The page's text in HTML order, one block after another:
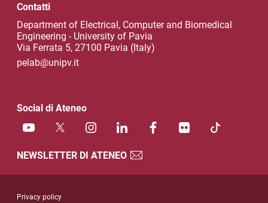
Contatti
Department of Electrical, Computer and Biomedical
Engineering - University of Pavia
Via Ferrata 5, 27100 Pavia (Italy)
pelab@unipv.it
Social di Ateneo
NEWSLETTER DI ATENEO
Privacy policy